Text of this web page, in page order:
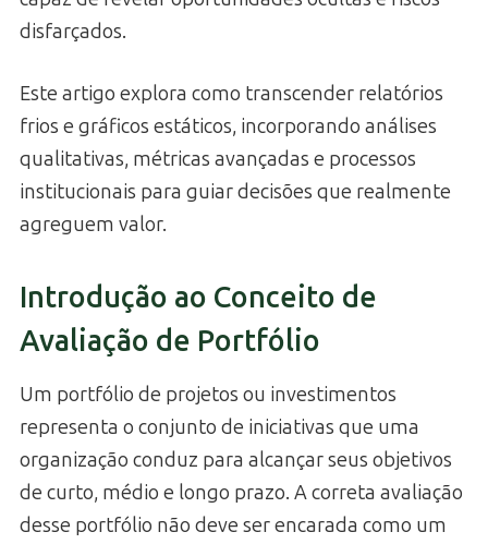
disfarçados.
Este artigo explora como transcender relatórios
frios e gráficos estáticos, incorporando análises
qualitativas, métricas avançadas e processos
institucionais para guiar decisões que realmente
agreguem valor.
Introdução ao Conceito de
Avaliação de Portfólio
Um portfólio de projetos ou investimentos
representa o conjunto de iniciativas que uma
organização conduz para alcançar seus objetivos
de curto, médio e longo prazo. A correta avaliação
desse portfólio não deve ser encarada como um